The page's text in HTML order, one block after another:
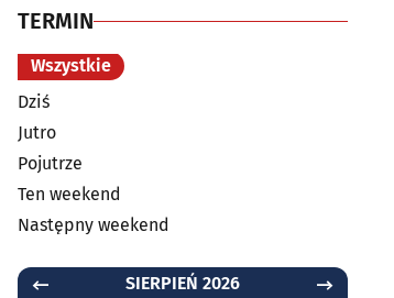
TERMIN
Wszystkie
Dziś
Jutro
Pojutrze
Ten weekend
Następny weekend
SIERPIEŃ 2026